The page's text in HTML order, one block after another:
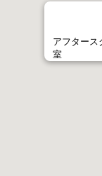
アフタース
室